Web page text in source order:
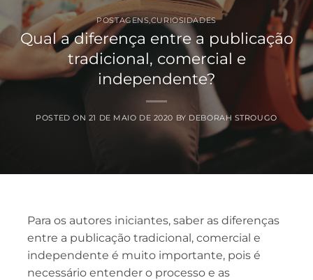
POSTAGENS,CURIOSIDADES
Qual a diferença entre a publicação
tradicional, comercial e
independente?
POSTED ON 21 DE MAIO DE 2020 BY DEBORAH STROUGO
Para os autores iniciantes, saber as diferenças
entre a publicação tradicional, comercial e
independente é muito importante, pois é
necessário entender o processo e as